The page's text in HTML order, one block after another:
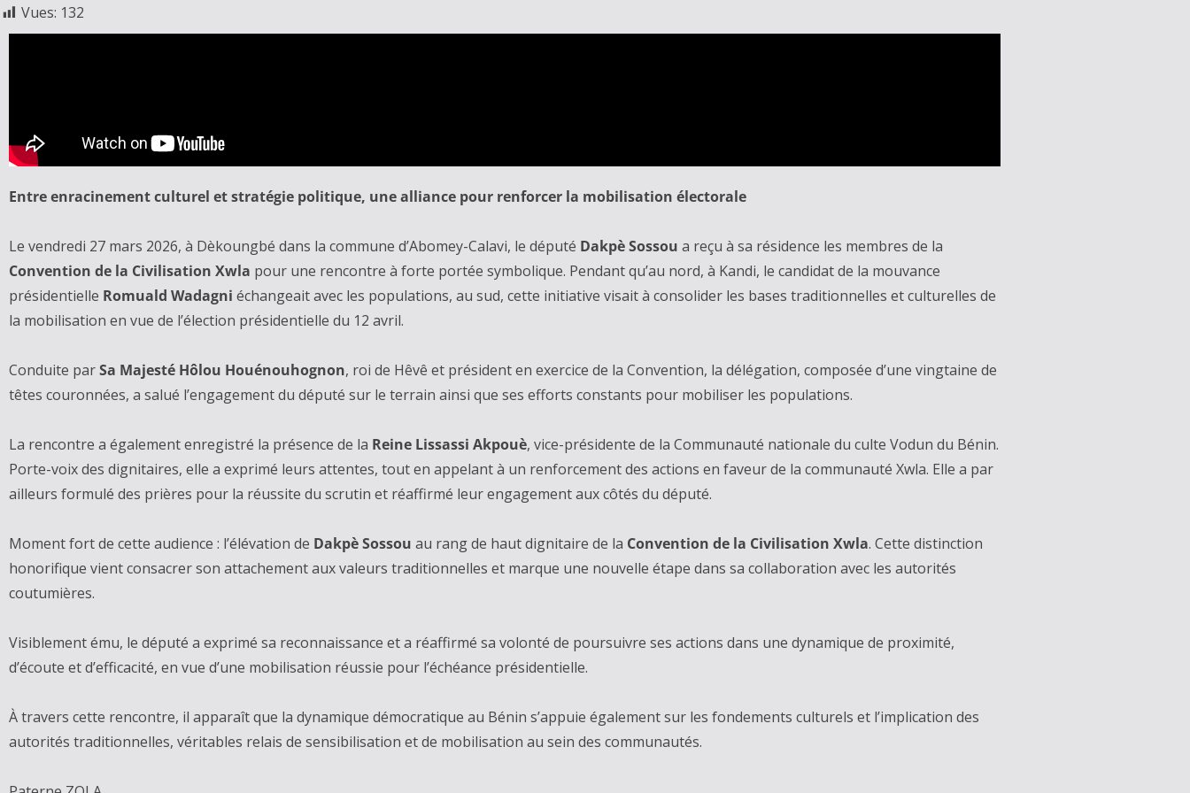
Vues: 132
‎Entre enracinement culturel et stratégie politique, une alliance pour renforcer la mobilisation électorale
‎Le vendredi 27 mars 2026, à Dèkoungbé dans la commune d’Abomey-Calavi, le député Dakpè Sossou a reçu à sa résidence les membres de la
Convention de la Civilisation Xwla pour une rencontre à forte portée symbolique. Pendant qu’au nord, à Kandi, le candidat de la mouvance
présidentielle Romuald Wadagni échangeait avec les populations, au sud, cette initiative visait à consolider les bases traditionnelles et culturelles de
la mobilisation en vue de l’élection présidentielle du 12 avril.
‎Conduite parSa Majesté Hôlou Houénouhognon, roi de Hêvê et président en exercice de la Convention, la délégation, composée d’une vingtaine de
têtes couronnées, a salué l’engagement du député sur le terrain ainsi que ses efforts constants pour mobiliser les populations.
‎La rencontre a également enregistré la présence de la Reine Lissassi Akpouè, vice-présidente de la Communauté nationale du culte Vodun du Bénin.
Porte-voix des dignitaires, elle a exprimé leurs attentes, tout en appelant à un renforcement des actions en faveur de la communauté Xwla. Elle a par
ailleurs formulé des prières pour la réussite du scrutin et réaffirmé leur engagement aux côtés du député.
‎Moment fort de cette audience : l’élévation de Dakpè Sossou au rang de haut dignitaire de la Convention de la Civilisation Xwla. Cette distinction
honorifique vient consacrer son attachement aux valeurs traditionnelles et marque une nouvelle étape dans sa collaboration avec les autorités
coutumières.
‎Visiblement ému, le député a exprimé sa reconnaissance et a réaffirmé sa volonté de poursuivre ses actions dans une dynamique de proximité,
d’écoute et d’efficacité, en vue d’une mobilisation réussie pour l’échéance présidentielle.
‎À travers cette rencontre, il apparaît que la dynamique démocratique au Bénin s’appuie également sur les fondements culturels et l’implication des
autorités traditionnelles, véritables relais de sensibilisation et de mobilisation au sein des communautés.